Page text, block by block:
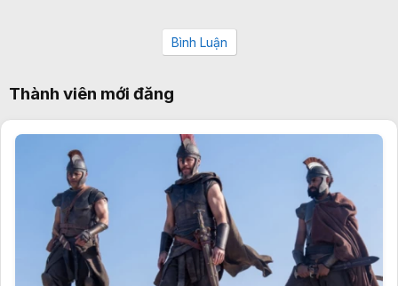
Bình Luận
Thành viên mới đăng